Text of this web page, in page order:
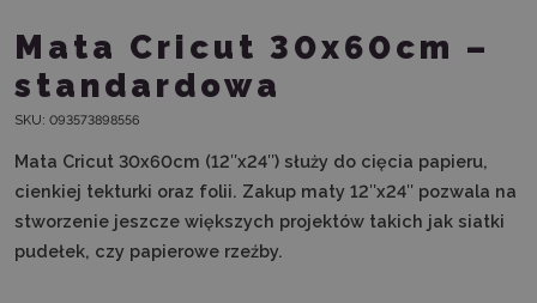
Mata Cricut 30x60cm –
standardowa
SKU: 093573898556
Mata Cricut 30x60cm (12″x24″) służy do cięcia papieru,
cienkiej tekturki oraz folii. Zakup maty 12″x24″ pozwala na
stworzenie jeszcze większych projektów takich jak siatki
pudełek, czy papierowe rzeźby.